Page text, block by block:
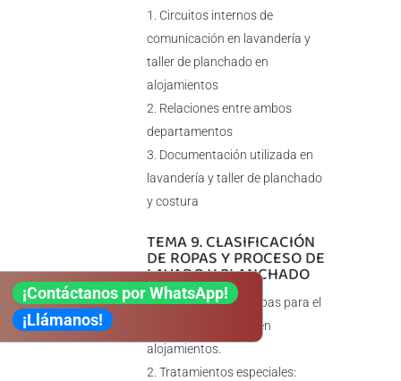
Circuitos internos de
comunicación en lavandería y
taller de planchado en
alojamientos
Relaciones entre ambos
departamentos
Documentación utilizada en
lavandería y taller de planchado
y costura
TEMA 9. CLASIFICACIÓN
DE ROPAS Y PROCESO DE
LAVADO Y PLANCHADO
Clasificación de ropas para el
lavado y planchado en
alojamientos.
Tratamientos especiales:
¡Contáctanos por WhatsApp!
¡Llámanos!